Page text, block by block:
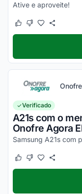
Ative e aproveite!
Este cupom funcionou
Este cupom não
Verificado
A21s com o
Onofre Agora
Samsung A21s com
Este cupom funcionou
Este cupom não